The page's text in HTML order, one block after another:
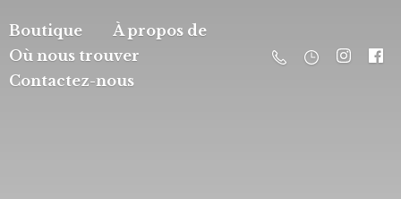
Boutique
À propos de
Où nous trouver
Contactez-nous